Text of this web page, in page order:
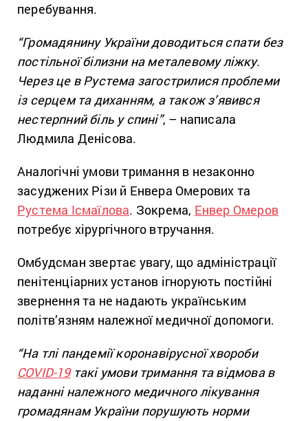
перебування.
“Громадянину України доводиться спати без
постільної білизни на металевому ліжку.
Через це в Рустема загострилися проблеми
із серцем та диханням, а також з’явився
нестерпний біль у спині”, – написала
Людмила Денісова.
Аналогічні умови тримання в незаконно
засуджених Різи й Енвера Омерових та
Рустема Ісмаїлова. Зокрема, Енвер Омеров
потребує хірургічного втручання.
Омбудсман звертає увагу, що адміністрації
пенітенціарних установ ігнорують постійні
звернення та не надають українським
політв’язням належної медичної допомоги.
“На тлі пандемії коронавірусної хвороби
COVID-19такі умови тримання та відмова в
наданні належного медичного лікування
громадянам України порушують норми